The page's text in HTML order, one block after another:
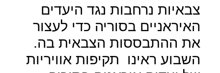
צבאיות נרחבות נגד היעדים
האיראניים בסוריה כדי לעצור
את ההתבססות הצבאית בה.
השבוע ראינו
תקיפות אוויריות